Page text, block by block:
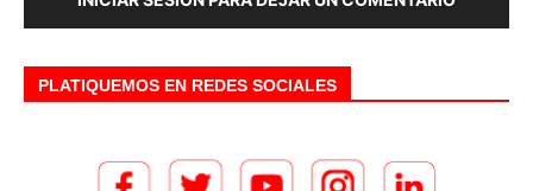
PLATIQUEMOS EN REDES SOCIALES